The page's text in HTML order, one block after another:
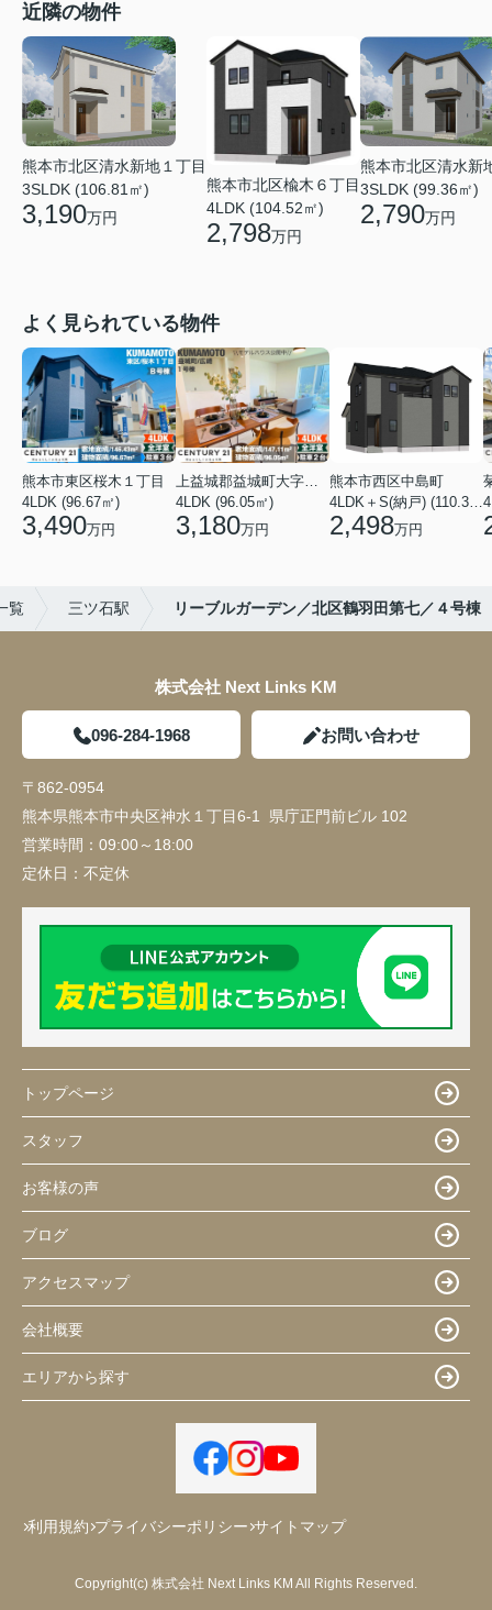
近隣の物件
熊本市北区清水新地１丁目
3SLDK (106.81㎡)
3,190万円
熊本市北区楡木６丁目
4LDK (104.52㎡)
2,798万円
熊本市北区清水新
3SLDK (99.36㎡)
2,790万円
よく見られている物件
熊本市東区桜木１丁目
4LDK (96.67㎡)
3,490万円
4LDK (96.05㎡)
3,180万円
熊本市西区中島町
2,498万円
覧 三ツ石駅 リーブルガーデン／北区鶴羽田第七／４号棟
株式会社 Next Links KM
096-284-1968 お問い合わせ
〒862-0954
熊本県熊本市中央区神水１丁目6-1 県庁正門前ビル 102
営業時間： 09:00～18:00
定休日： 不定休
トップページ
スタッフ
お客様の声
ブログ
アクセスマップ
会社概要
エリアから探す
利用規約 プライバシーポリシー サイトマップ
Copyright(c) 株式会社 Next Links KM All Rights Reserved.